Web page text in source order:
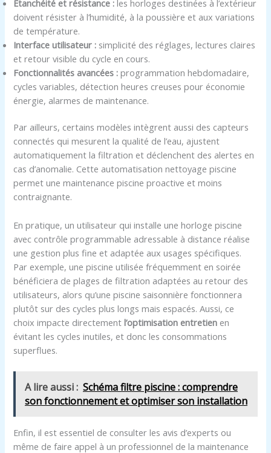
Étanchéité et résistance : les horloges destinées à l’extérieur
doivent résister à l’humidité, à la poussière et aux variations
de température.
Interface utilisateur : simplicité des réglages, lectures claires
et retour visible du cycle en cours.
Fonctionnalités avancées : programmation hebdomadaire,
cycles variables, détection heures creuses pour économie
énergie, alarmes de maintenance.
Par ailleurs, certains modèles intègrent aussi des capteurs
connectés qui mesurent la qualité de l’eau, ajustent
automatiquement la filtration et déclenchent des alertes en
cas d’anomalie. Cette automatisation nettoyage piscine
permet une maintenance piscine proactive et moins
contraignante.
En pratique, un utilisateur qui installe une horloge piscine
avec contrôle programmable adressable à distance réalise
une gestion plus fine et adaptée aux usages spécifiques.
Par exemple, une piscine utilisée fréquemment en soirée
bénéficiera de plages de filtration adaptées au retour des
utilisateurs, alors qu’une piscine saisonnière fonctionnera
plutôt sur des cycles plus longs mais espacés. Aussi, ce
choix impacte directementl’optimisation entretien en
évitant les cycles inutiles, et donc les consommations
superflues.
A lire aussi : Schéma filtre piscine : comprendre
son fonctionnement et optimiser son installation
Enfin, il est essentiel de consulter les avis d’experts ou
même de faire appel à un professionnel de la maintenance